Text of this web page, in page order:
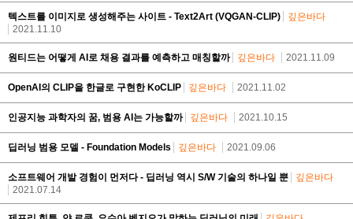
텍스트를 이미지로 생성해주는 사이트 - Text2Art (VQGAN-CLIP)
깊은바다
2021.11.10
원티드는 어떻게 AI로 채용 결과를 예측하고 매칭할까 깊은바다 2021.11.09
OpenAI의 CLIP을 한글로 구현한 KoCLIP 깊은바다 2021.11.02
인공지능 과학자의 꿈, 범용 AI는 가능할까 깊은바다 2021.10.15
딥러닝 범용 모델 - Foundation Models 깊은바다 2021.09.06
소프트웨어 개발 경험이 먼저다 - 딥러닝 역시 S/W 기술의 하나일 뿐
깊은바다
2021.07.14